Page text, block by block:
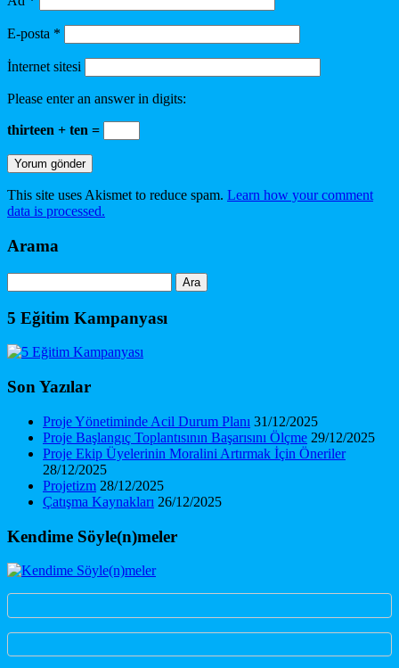
E-posta *
İnternet sitesi
Please enter an answer in digits:
thirteen + ten =
This site uses Akismet to reduce spam. Learn how your comment
data is processed.
Arama
5 Eğitim Kampanyası
Son Yazılar
Proje Yönetiminde Acil Durum Planı 31/12/2025
Proje Başlangıç Toplantısının Başarısını Ölçme 29/12/2025
Proje Ekip Üyelerinin Moralini Artırmak İçin Öneriler
28/12/2025
Projetizm 28/12/2025
Çatışma Kaynakları 26/12/2025
Kendime Söyle(n)meler